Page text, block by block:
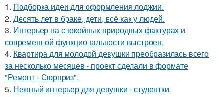
1. Подборка идеи для оформления лоджии.
2. Десять лет в браке, дети, всё как у людей.
3. Интерьер на спокойных природных фактурах и
современной функциональности выстроен.
4. Квартира для молодой девушки преобразилась всего
за несколько месяцев - проект сделали в формате
"Ремонт - Сюрприз".
5. Нежный интерьер для девушки - студентки